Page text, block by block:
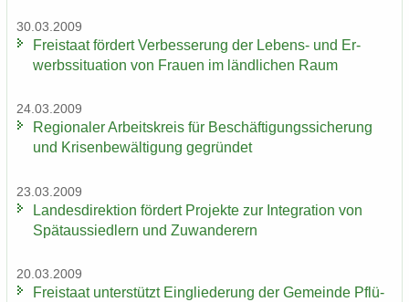
30.03.2009
Frei­staat för­dert Ver­bes­se­rung der Lebens-​ und Er­
werbs­si­tua­ti­on von Frau­en im länd­li­chen Raum
24.03.2009
Re­gio­na­ler Ar­beits­kreis für Be­schäf­ti­gungs­si­che­rung
und Kri­sen­be­wäl­ti­gung ge­grün­det
23.03.2009
Lan­des­di­rek­ti­on för­dert Pro­jek­te zur In­te­gra­ti­on von
Spät­aus­sied­lern und Zu­wan­de­rern
20.03.2009
Frei­staat un­ter­stützt Ein­glie­de­rung der Ge­mein­de Pflü­